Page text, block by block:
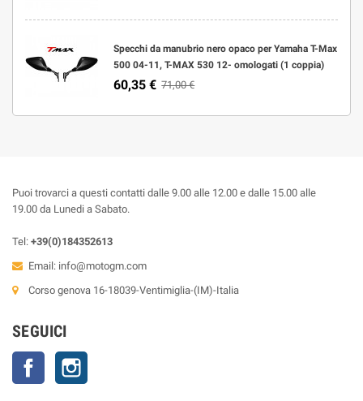
Specchi da manubrio nero opaco per Yamaha T-Max
500 04-11, T-MAX 530 12- omologati (1 coppia)
60,35 € 71,00 €
Puoi trovarci a questi contatti dalle 9.00 alle 12.00 e dalle 15.00 alle
19.00 da Lunedi a Sabato.
Tel: +39(0)184352613
Email: info@motogm.com
Corso genova 16-18039-Ventimiglia-(IM)-Italia
SEGUICI
Facebook